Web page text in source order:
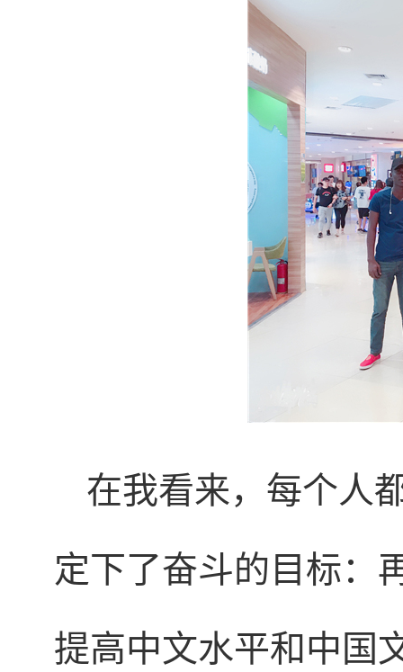
在我看来，每个人
定下了奋斗的目标：
提高中文水平和中国